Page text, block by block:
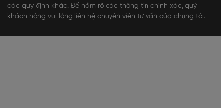
các quy định khác. Để nắm rõ các thông tin chính xác, quý
khách hàng vui lòng liên hệ chuyên viên tư vấn của chúng tôi.